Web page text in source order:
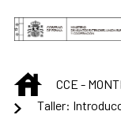
Skip to Main
INICIO
CCE -
Taller: